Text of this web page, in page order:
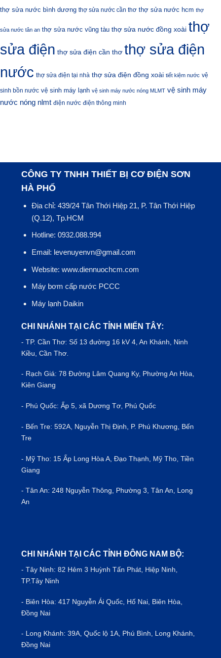
thợ sửa nước bình dương thợ sửa nước cần thơ thợ sửa nước hcm thợ
sửa nước tân an thợ sửa nước vũng tàu thợ sửa nước đồng xoài thợ
sửa điện thợ sửa điện cần thơ thợ sửa điện
nước thợ sửa điện tại nhà thợ sửa điện đồng xoài tiết kiệm nước vệ
sinh bồn nước vệ sinh máy lạnh vệ sinh máy nước nóng MLMT vệ sinh máy
nước nóng nlmt điện nước điện thông minh
CÔNG TY TNHH THIẾT BỊ CƠ ĐIỆN SƠN
HÀ PHỐ
Địa chỉ: 439/24 Tân Thới Hiệp 21, P. Tân Thới Hiệp
(Q.12), Tp.HCM
Hotline: 0932.088.994
Email: levenuyenvn@gmail.com
Website: www.diennuochcm.com
Máy bơm cấp nước PCCC
Máy lạnh Daikin
CHI NHÁNH TẠI CÁC TỈNH MIẾN TÂY:
- TP.Cần Thơ: Số 13 đường 16 kV 4, An Khánh, Ninh
Kiều, Cần Thơ.
- Rạch Giá: 78 Đường Lâm Quang Ky, Phường An Hòa,
Kiên Giang
- Phú Quốc: Ấp 5, xã Dương Tơ, Phú Quốc
- Bến Tre: 592A, Nguyễn Thị Định, P. Phú Khương, Bến
Tre
- Mỹ Tho: 15 Ấp Long Hòa A, Đạo Thạnh, Mỹ Tho, Tiền
Giang
- Tân An: 248 Nguyễn Thông, Phường 3, Tân An, Long
An
CHI NHÁNH TẠI CÁC TỈNH ĐÔNG NAM BỘ:
- Tây Ninh: 82 Hẻm 3 Huỳnh Tấn Phát, Hiệp Ninh,
TP.Tây Ninh
- Biên Hòa: 417 Nguyễn Ái Quốc, Hố Nai, Biên Hòa,
Đồng Nai
- Long Khánh: 39A, Quốc lộ 1A, Phú Bình, Long Khánh,
Đồng Nai